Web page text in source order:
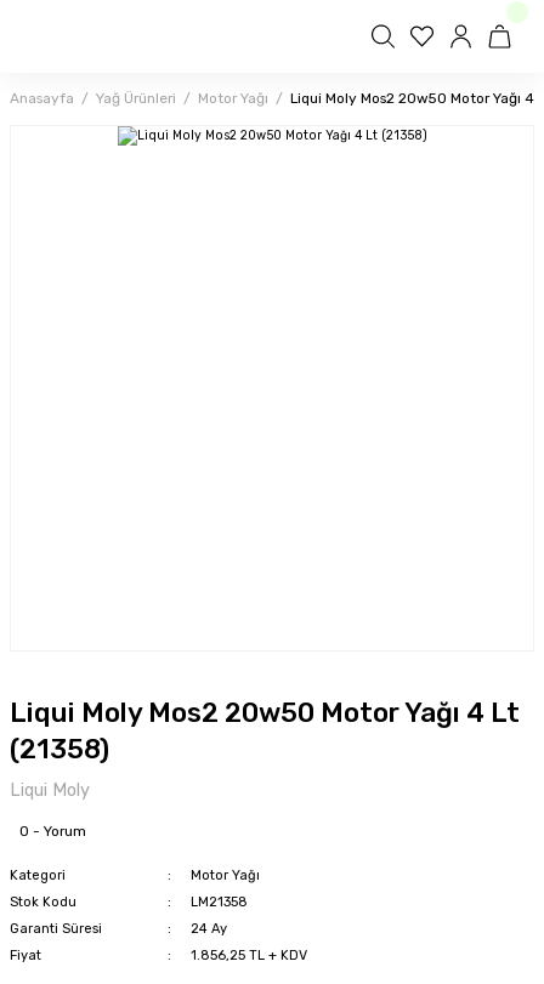
Anasayfa Yağ Ürünleri Motor Yağı Liqui Moly Mos2 20w50 Motor Yağı 4
Liqui Moly Mos2 20w50 Motor Yağı 4 Lt
(21358)
Liqui Moly
0 - Yorum
Kategori
Motor Yağı
Stok Kodu
LM21358
Garanti Süresi
24 Ay
Fiyat
1.856,25 TL + KDV